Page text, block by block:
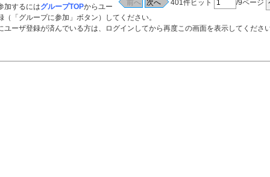
401件ヒット /9ページ
加するにはグループTOPからユー
（「グループに参加」ボタン）してください。
ーザ登録が済んでいる方は、ログインしてから再度この画面を表示してくださ